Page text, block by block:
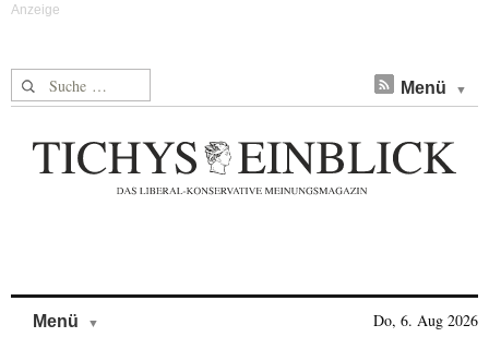
Suche nach: Menü
Menü Do, 6. Aug 2026